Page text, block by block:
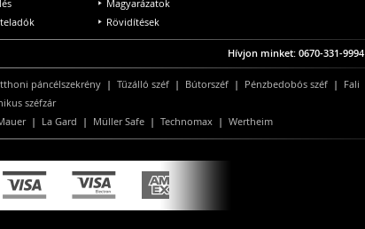
Magyarázatok
Rövidítések
Hívjon minket: 0670-331-9994
páncélszekrény| Tűzálló széf| Bútorszéf| Pénzbedobós széf| Fali
széfzár
| La Gard | Müller Safe | Technomax | Wertheim